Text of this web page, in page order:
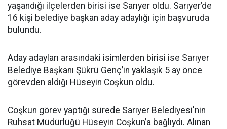
yaşandığı ilçelerden birisi ise Sarıyer oldu. Sarıyer’de
16 kişi belediye başkan aday adaylığı için başvuruda
bulundu.
Aday adayları arasındaki isimlerden birisi ise Sarıyer
Belediye Başkanı Şükrü Genç’in yaklaşık 5 ay önce
görevden aldığı Hüseyin Coşkun oldu.
Coşkun görev yaptığı sürede Sarıyer Belediyesi'nin
Ruhsat Müdürlüğü Hüseyin Coşkun’a bağlıydı. Alınan